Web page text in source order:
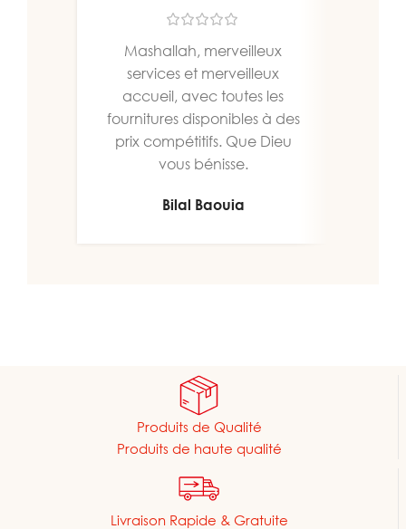
Mashallah, merveilleux
services et merveilleux
accueil, avec toutes les
fournitures disponibles à des
prix compétitifs. Que Dieu
vous bénisse.
Bilal Baouia
Produits de Qualité
Produits de haute qualité
Livraison Rapide & Gratuite